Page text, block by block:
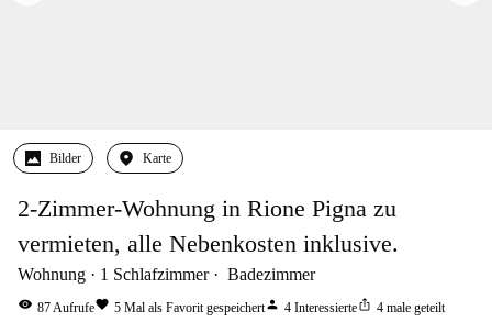
Bilder Karte
2-Zimmer-Wohnung in Rione Pigna zu
vermieten, alle Nebenkosten inklusive.
Wohnung 1 Schlafzimmer Badezimmer
visibility 87Aufrufefavorite 5 Mal als Favorit gespeichertperson 4 Interessierteios_share 4 male geteilt